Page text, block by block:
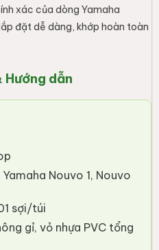
xác của dòng Yamaha
đặt dễ dàng, khớp hoàn toàn
dẫn
Nouvo 1, Nouvo
sợi/túi
gỉ, vỏ nhựa PVC tổng